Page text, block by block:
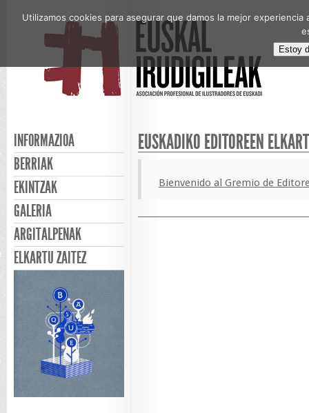
INFORMAZIOA
BERRIAK
EKINTZAK
GALERIA
ARGITALPENAK
ELKARTU ZAITEZ
EUSKADIKO EDITOREEN
Bienvenido al Gremio de
Utilizamos cookies para asegurar que damos la mejor
Estoy